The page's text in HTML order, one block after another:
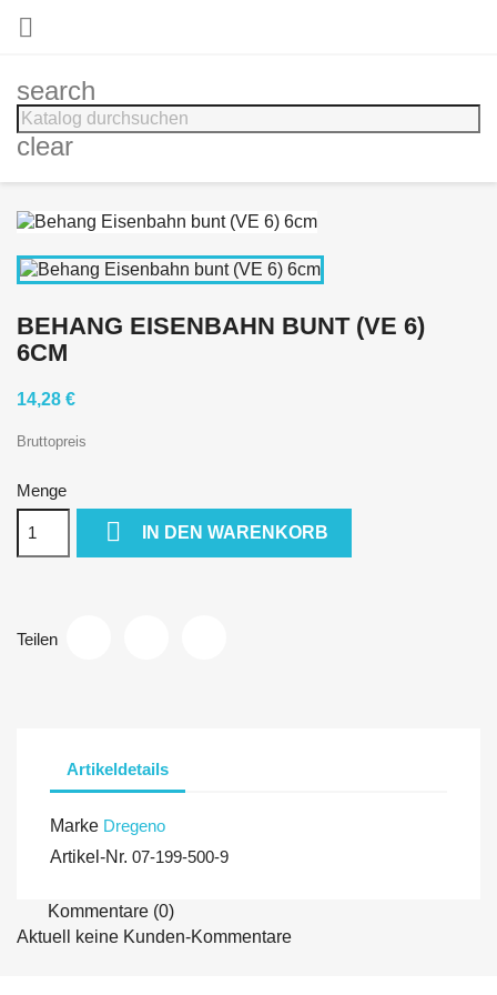

search
clear
BEHANG EISENBAHN BUNT (VE 6)
6CM
14,28 €
Bruttopreis
Menge
 IN DEN WARENKORB
Teilen
Artikeldetails
Marke Dregeno
Artikel-Nr. 07-199-500-9
Kommentare (0)
Aktuell keine Kunden-Kommentare